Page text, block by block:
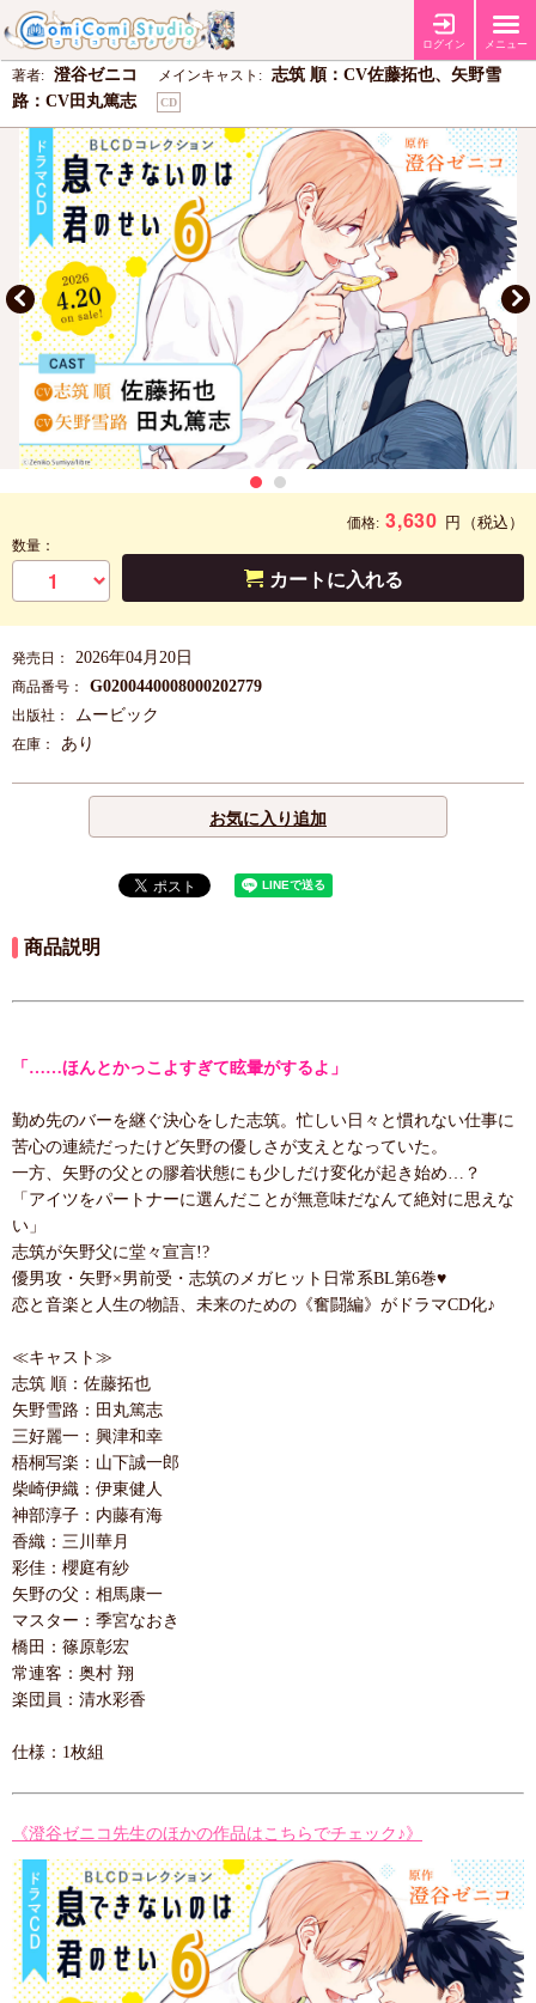
ログイン メニュー
ドラマCD 息できないのは君のせい6
著者: 澄谷ゼニコ メインキャスト: 志筑 順：CV佐藤拓也、矢野雪
路：CV田丸篤志
CD
価格: 3,630 円 （税込）
数量：
カートに入れる
発売日： 2026年04月20日
商品番号： G0200440008000202779
出版社： ムービック
在庫： あり
お気に入り追加
商品説明
「……ほんとかっこよすぎて眩暈がするよ」
勤め先のバーを継ぐ決心をした志筑。忙しい日々と慣れない仕事に
苦心の連続だったけど矢野の優しさが支えとなっていた。
一方、矢野の父との膠着状態にも少しだけ変化が起き始め…？
「アイツをパートナーに選んだことが無意味だなんて絶対に思えな
い」
志筑が矢野父に堂々宣言!?
優男攻・矢野×男前受・志筑のメガヒット日常系BL第6巻♥
恋と音楽と人生の物語、未来のための《奮闘編》がドラマCD化♪
≪キャスト≫
志筑 順：佐藤拓也
矢野雪路：田丸篤志
三好麗一：興津和幸
梧桐写楽：山下誠一郎
柴崎伊織：伊東健人
神部淳子：内藤有海
香織：三川華月
彩佳：櫻庭有紗
矢野の父：相馬康一
マスター：季宮なおき
橋田：篠原彰宏
常連客：奥村 翔
楽団員：清水彩香
仕様：1枚組
《澄谷ゼニコ先生のほかの作品はこちらでチェック♪》